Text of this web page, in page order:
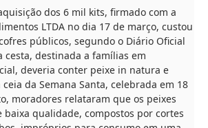
dos 6 mil kits, firmado com a
LTDA no dia 17 de março, custou
públicos, segundo o Diário Oficial
cesta, destinada a famílias em
deveria conter peixe in natura e
da Semana Santa, celebrada em 18
moradores relataram que os peixes
qualidade, compostos por cortes